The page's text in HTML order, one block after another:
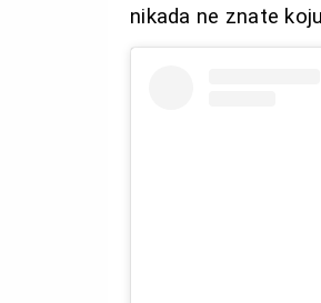
nikada ne znate